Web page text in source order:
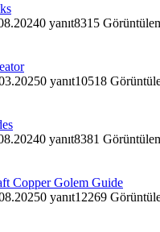
0 yanıt8315
0 yanıt10518
0 yanıt8381
Copper Golem Guide
0 yanıt12269